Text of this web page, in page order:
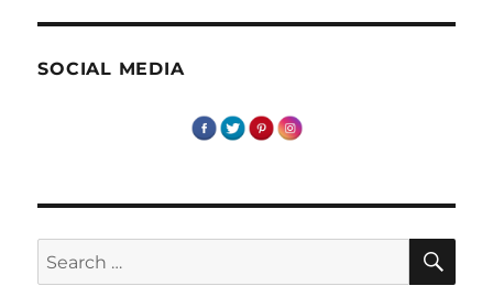
SOCIAL MEDIA
Search
for: